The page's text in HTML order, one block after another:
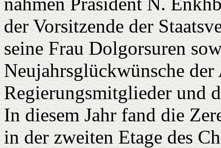
der Vorsitzende der
seine Frau Dolgorsuren
Neujahrsglückwünsche der
Regierungsmitglieder und
In diesem Jahr fand die
in der zweiten Etage des